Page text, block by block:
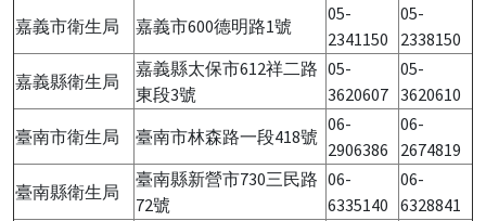
嘉義市衛生局
嘉義市600德明路1號
05-
2341150
05-
2338150
嘉義縣衛生局
嘉義縣太保市612祥二路
東段3號
05-
3620607
05-
3620610
臺南市衛生局
臺南市林森路一段418號
06-
2906386
06-
2674819
臺南縣衛生局
臺南縣新營市730三民路
72號
06-
6335140
06-
6328841